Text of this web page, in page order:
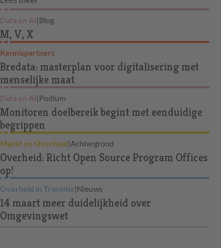
Data en AI |Blog
M, V, X
Kennispartners
Bredata: masterplan voor digitalisering met
menselijke maat
Data en AI |Podium
Monitoren doelbereik begint met eenduidige
begrippen
Markt en Overheid|Achtergrond
Overheid: Richt Open Source Program Offices
op!
Overheid in Transitie|Nieuws
14 maart meer duidelijkheid over
Omgevingswet